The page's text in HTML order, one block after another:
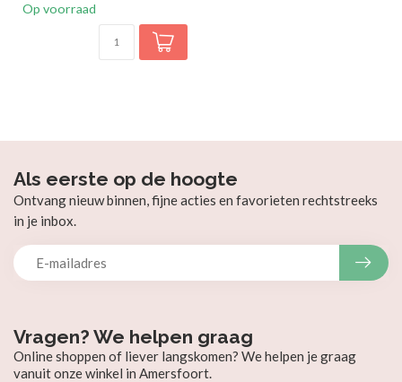
Op voorraad
Vragen? We helpen graag
Online shoppen of liever langskomen? We helpen je graag
vanuit onze winkel in Amersfoort.
Als eerste op de hoogte
Ontvang nieuw binnen, fijne acties en favorieten rechtstreeks
in je inbox.